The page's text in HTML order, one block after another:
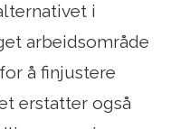
i
arbeidsområde
å finjustere
erstatter også